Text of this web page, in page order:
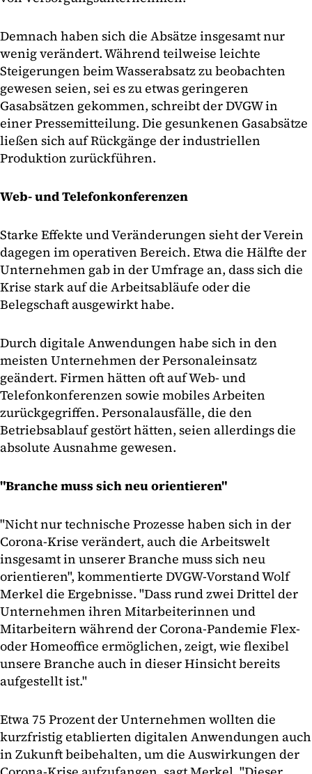
Demnach haben sich die Absätze insgesamt nur
wenig verändert. Während teilweise leichte
Steigerungen beim Wasserabsatz zu beobachten
gewesen seien, sei es zu etwas geringeren
Gasabsätzen gekommen, schreibt der DVGW in
einer Pressemitteilung. Die gesunkenen Gasabsätze
ließen sich auf Rückgänge der industriellen
Produktion zurückführen.
Web- und Telefonkonferenzen
Starke Effekte und Veränderungen sieht der Verein
dagegen im operativen Bereich. Etwa die Hälfte der
Unternehmen gab in der Umfrage an, dass sich die
Krise stark auf die Arbeitsabläufe oder die
Belegschaft ausgewirkt habe.
Durch digitale Anwendungen habe sich in den
meisten Unternehmen der Personaleinsatz
geändert. Firmen hätten oft auf Web- und
Telefonkonferenzen sowie mobiles Arbeiten
zurückgegriffen. Personalausfälle, die den
Betriebsablauf gestört hätten, seien allerdings die
absolute Ausnahme gewesen.
"Branche muss sich neu orientieren"
"Nicht nur technische Prozesse haben sich in der
Corona-Krise verändert, auch die Arbeitswelt
insgesamt in unserer Branche muss sich neu
orientieren", kommentierte DVGW-Vorstand Wolf
Merkel die Ergebnisse. "Dass rund zwei Drittel der
Unternehmen ihren Mitarbeiterinnen und
Mitarbeitern während der Corona-Pandemie Flex-
oder Homeoffice ermöglichen, zeigt, wie flexibel
unsere Branche auch in dieser Hinsicht bereits
aufgestellt ist."
Etwa 75 Prozent der Unternehmen wollten die
kurzfristig etablierten digitalen Anwendungen auch
in Zukunft beibehalten, um die Auswirkungen der